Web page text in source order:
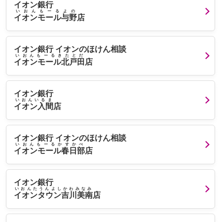
イオン銀行
イオンモール与野
いおんもーるよの
店
イオン銀行 イオンのほけん相談
イオンモール北戸田
いおんもーるきたとだ
店
イオン銀行
イオン入間
いおんいるま
店
イオン銀行 イオンのほけん相談
イオンモール春日部
いおんもーるかすかべ
店
イオン銀行
イオンタウン吉川美南
いおんたうんよしかわみなみ
店